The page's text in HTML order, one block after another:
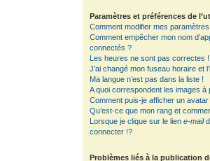
Paramètres et préférences de
Comment modifier mes
Comment empêcher mon nom
connectés ?
Les heures ne sont pas correctes !
J’ai changé mon fuseau horaire et
Ma langue n’est pas dans la liste !
A quoi correspondent les images à
Comment puis-je afficher un avatar
Qu’est-ce que mon rang et
Lorsque je clique sur le lien e-mail
connecter !?
Problèmes liés à la publication